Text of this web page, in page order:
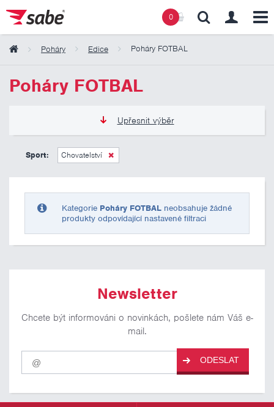
0
Poháry Edice Poháry FOTBAL
Poháry FOTBAL
Upřesnit výběr
135 Kč
Sport: Chovatelství
Kategorie Poháry FOTBAL neobsahuje žádné
produkty odpovídající nastavené filtraci
Newsletter
Chcete být informováni o novinkách, pošlete nám Váš e-
mail.
Pro
odběr
našich
ODESLAT
Obsah košíku